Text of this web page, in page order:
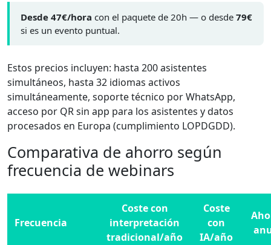
Desde 47€/hora con el paquete de 20h — o desde 79€
si es un evento puntual.
Estos precios incluyen: hasta 200 asistentes
simultáneos, hasta 32 idiomas activos
simultáneamente, soporte técnico por WhatsApp,
acceso por QR sin app para los asistentes y datos
procesados en Europa (cumplimiento LOPDGDD).
Comparativa de ahorro según
frecuencia de webinars
Frecuencia
Coste con
interpretación
tradicional/año
Coste
con
IA/año